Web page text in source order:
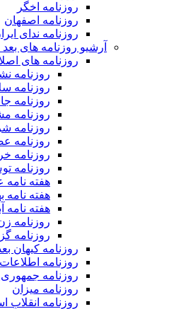
روزنامه اخگر
روزنامه اصفهان
روزنامه ندای
آرشیو روزنامه های بعد
روزنامه های
روزنامه
روزنامه
روزنامه
روزنامه
روزنامه
روزنامه
روزنامه
روزنامه
هفته
هفته نامه
هفته نامه
روزنامه
روزنامه
روزنامه کیهان
روزنامه اطلاعات
روزنامه
روزنامه میزان
روزنامه انقلاب